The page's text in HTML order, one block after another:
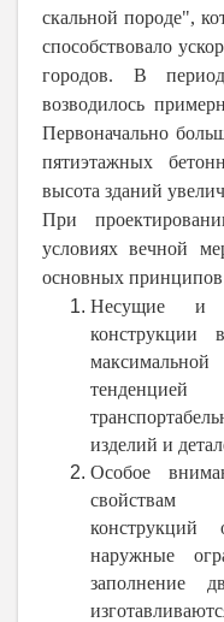
скальной породе",
способствовало
городов. В
возводилось
Первоначально
пятиэтажных
высота зданий
При
условиях вечной
основных принципов
Несущие и
конструкции
изделий и
Особое
свойствам
конструкций
наружные
заполнение